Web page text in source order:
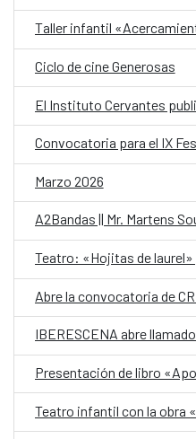
Taller infantil
Ciclo de cine Generosas
Marzo 2026
A2Bandas || Mr. Martens
Presentación de libro